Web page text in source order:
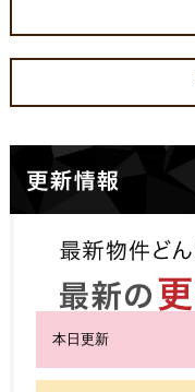
本日更新